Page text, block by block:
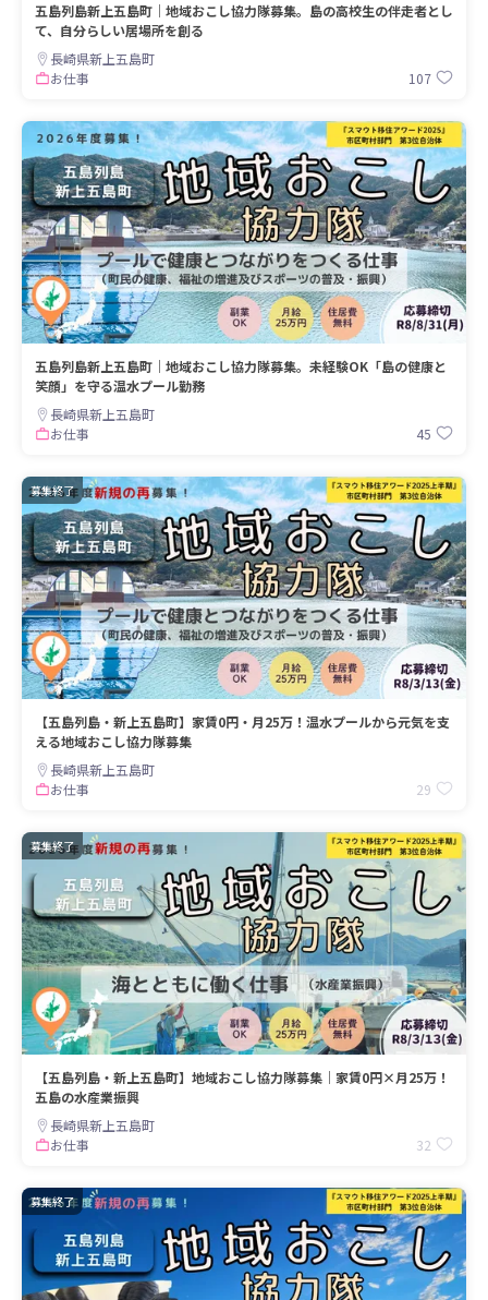
五島列島新上五島町｜地域おこし協力隊募集。島の高校生の伴走者とし
て、自分らしい居場所を創る
長崎県新上五島町
お仕事
107
五島列島新上五島町｜地域おこし協力隊募集。未経験OK「島の健康と
笑顔」を守る温水プール勤務
長崎県新上五島町
お仕事
45
募集終了
【五島列島・新上五島町】家賃0円・月25万！温水プールから元気を支
える地域おこし協力隊募集
長崎県新上五島町
お仕事
29
募集終了
【五島列島・新上五島町】地域おこし協力隊募集｜家賃0円×月25万！
五島の水産業振興
長崎県新上五島町
お仕事
32
募集終了